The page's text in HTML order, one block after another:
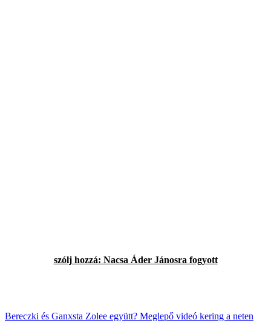
szólj hozzá: Nacsa Áder Jánosra fogyott
Bereczki és Ganxsta Zolee együtt? Meglepő videó kering a neten